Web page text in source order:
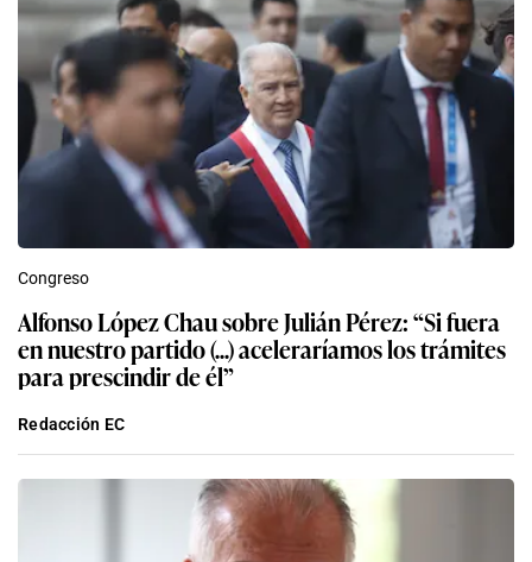
Congreso
Alfonso López Chau sobre Julián Pérez: “Si fuera
en nuestro partido (...) aceleraríamos los trámites
para prescindir de él”
Redacción EC